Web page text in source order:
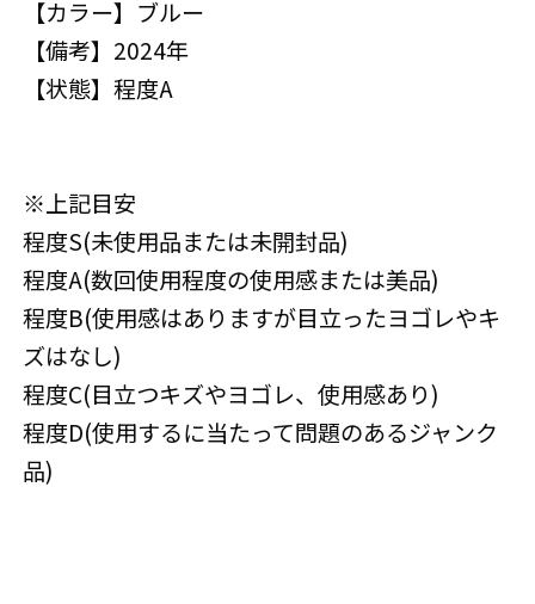
【カラー】ブルー
【備考】2024年
【状態】程度A
※上記目安
程度S(未使用品または未開封品)
程度A(数回使用程度の使用感または美品)
程度B(使用感はありますが目立ったヨゴレやキ
ズはなし)
程度C(目立つキズやヨゴレ、使用感あり)
程度D(使用するに当たって問題のあるジャンク
品)